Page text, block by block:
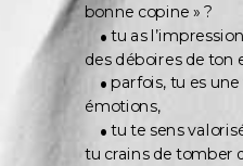
bonne copine » ?
.tu as
des déboires de ton
.parfois, tu es
émotions,
. tu te sens
tu crains de tomber